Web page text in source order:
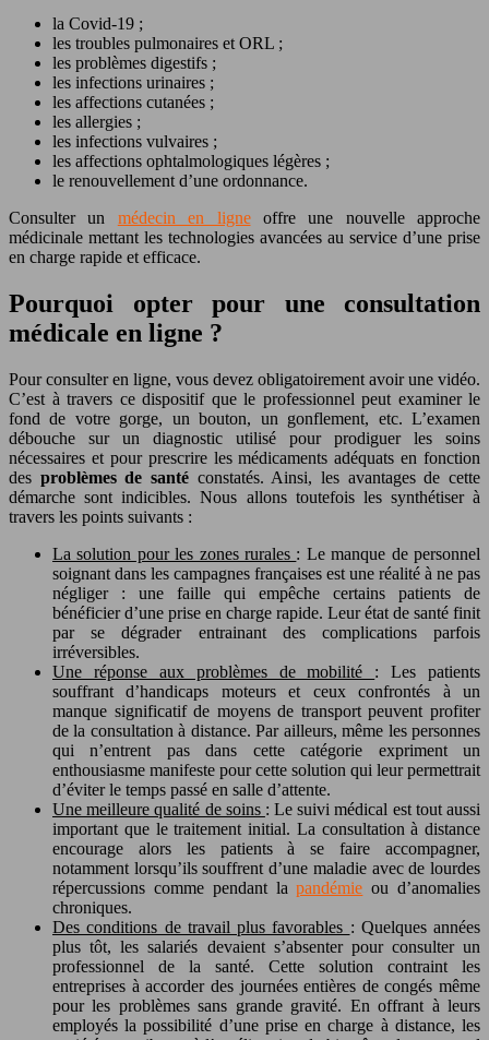
la Covid-19 ;
les troubles pulmonaires et ORL ;
les problèmes digestifs ;
les infections urinaires ;
les affections cutanées ;
les allergies ;
les infections vulvaires ;
les affections ophtalmologiques légères ;
le renouvellement d’une ordonnance.
Consulter un médecin en ligneoffre une nouvelle approche
médicinale mettant les technologies avancées au service d’une prise
en charge rapide et efficace.
Pourquoi opter pour une consultation
médicale en ligne ?
Pour consulter en ligne, vous devez obligatoirement avoir une vidéo.
C’est à travers ce dispositif que le professionnel peut examiner le
fond de votre gorge, un bouton, un gonflement, etc. L’examen
débouche sur un diagnostic utilisé pour prodiguer les soins
nécessaires et pour prescrire les médicaments adéquats en fonction
des problèmes de santé constatés. Ainsi, les avantages de cette
démarche sont indicibles. Nous allons toutefois les synthétiser à
travers les points suivants :
La solution pour les zones rurales : Le manque de personnel
soignant dans les campagnes françaises est une réalité à ne pas
négliger : une faille qui empêche certains patients de
bénéficier d’une prise en charge rapide. Leur état de santé finit
par se dégrader entrainant des complications parfois
irréversibles.
Une réponse aux problèmes de mobilité : Les patients
souffrant d’handicaps moteurs et ceux confrontés à un
manque significatif de moyens de transport peuvent profiter
de la consultation à distance. Par ailleurs, même les personnes
qui n’entrent pas dans cette catégorie expriment un
enthousiasme manifeste pour cette solution qui leur permettrait
d’éviter le temps passé en salle d’attente.
Une meilleure qualité de soins : Le suivi médical est tout aussi
important que le traitement initial. La consultation à distance
encourage alors les patients à se faire accompagner,
notamment lorsqu’ils souffrent d’une maladie avec de lourdes
répercussions comme pendant lapandémie ou d’anomalies
chroniques.
Des conditions de travail plus favorables : Quelques années
plus tôt, les salariés devaient s’absenter pour consulter un
professionnel de la santé. Cette solution contraint les
entreprises à accorder des journées entières de congés même
pour les problèmes sans grande gravité. En offrant à leurs
employés la possibilité d’une prise en charge à distance, les